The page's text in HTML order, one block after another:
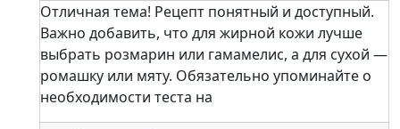
Отличная тема! Рецепт понятный и доступный.
Важно добавить, что для жирной кожи лучше
выбрать розмарин или гамамелис, а для сухой —
ромашку или мяту. Обязательно упоминайте о
необходимости теста на